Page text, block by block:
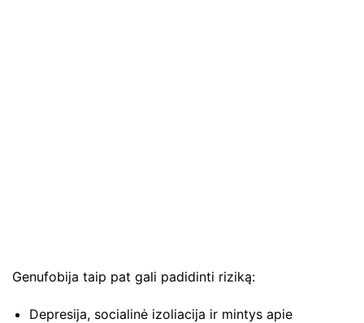
Genufobija taip pat gali padidinti riziką:
Depresija, socialinė izoliacija ir mintys apie